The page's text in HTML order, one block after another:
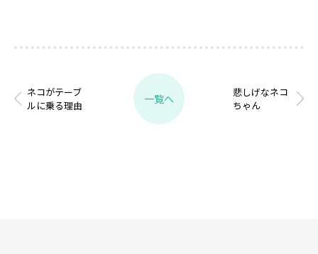
ネコがテーブ
ルに乗る理由
一覧へ
悲しげなネコ
ちゃん